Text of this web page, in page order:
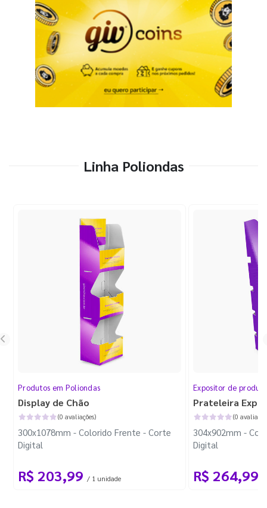
Linha Poliondas
Produtos em Poliondas
Display de Chão
(0 avaliações)
300x1078mm - Colorido Frente - Corte
Digital
R$ 203,99 / 1 unidade
Expositor de
Prateleira
(0
304x902mm -
Digital
R$ 264,99